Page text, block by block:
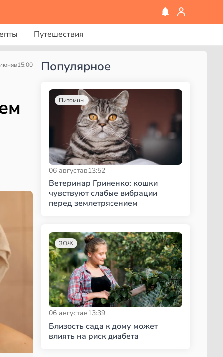
Путешествия
в15:00 Популярное
Питомцы
06 августав13:52
Ветеринар Гриненко: кошки
чувствуют слабые вибрации
перед землетрясением
ЗОЖ
06 августав13:39
Близость сада к дому может
влиять на риск диабета